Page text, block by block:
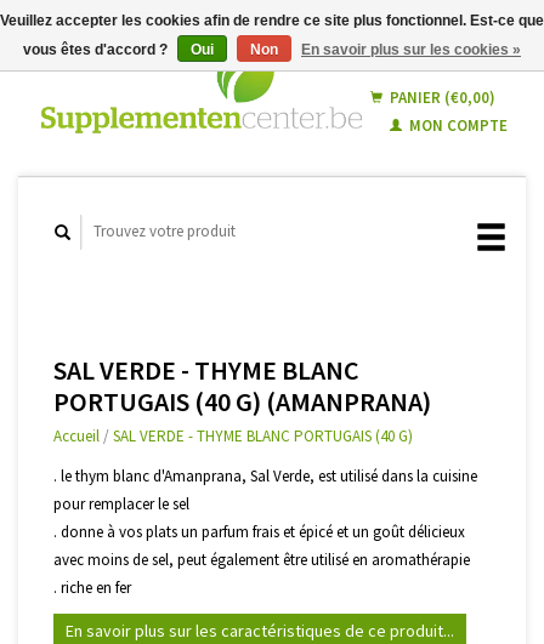
Français
PANIER (€0,00)
MON COMPTE
SAL VERDE - THYME BLANC
PORTUGAIS (40 G) (AMANPRANA)
Accueil /SAL VERDE - THYME BLANC PORTUGAIS (40 G)
. le thym blanc d'Amanprana, Sal Verde, est utilisé dans la cuisine
pour remplacer le sel
. donne à vos plats un parfum frais et épicé et un goût délicieux
avec moins de sel, peut également être utilisé en aromathérapie
. riche en fer
En savoir plus sur les caractéristiques de ce produit...
Veuillez accepter les cookies afin de rendre ce site plus fonctionnel. Est-ce que
vous êtes d'accord ?
Oui Non En savoir plus sur les cookies »